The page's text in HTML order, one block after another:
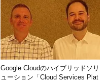
Google Cloudのハイブリッドソリ
ューション「Cloud Services Plat